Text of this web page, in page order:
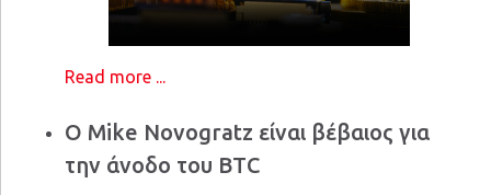
Read more ...
Ο Mike Novogratz είναι βέβαιος για
την άνοδο του BTC